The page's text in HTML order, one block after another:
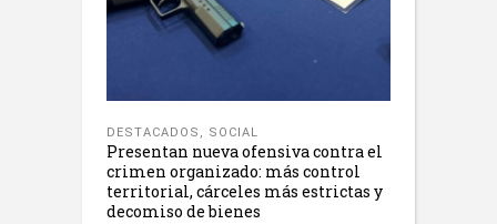
DESTACADOS , SOCIAL
Presentan nueva ofensiva contra el
crimen organizado: más control
territorial, cárceles más estrictas y
decomiso de bienes